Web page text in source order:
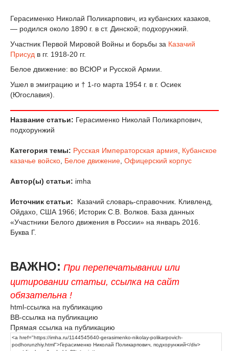
Герасименко Николай Поликарпович, из кубанских казаков,
— родился около 1890 г. в ст. Динской; подхорунжий.
Участник Первой Мировой Войны и борьбы за Казачий
Присуд в гг. 1918-20 гг.
Белое движение: во ВСЮР и Русской Армии.
Ушел в эмиграцию и † 1-го марта 1954 г. в г. Осиек
(Югославия).
Название статьи: Герасименко Николай Поликарпович,
подхорунжий
Категория темы: Русская Императорская армия
Кубанское
казачье войско Белое движение Офицерский корпус
Автор(ы) статьи: imha
Источник статьи:
Казачий словарь-справочник. Кливленд,
Ойдахо, США 1966; Историк С.В. Волков. База данных
«Участники Белого движения в России» на январь 2016.
Буква Г.
ВАЖНО: При перепечатывании или
цитировании статьи, ссылка на сайт
обязательна !
html-ссылка на публикацию
BB-ссылка на публикацию
Прямая ссылка на публикацию